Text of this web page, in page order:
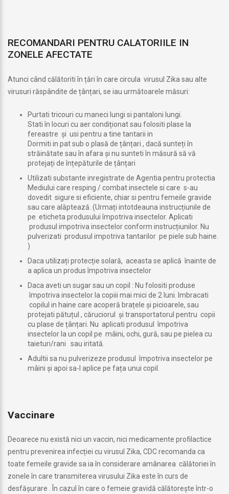
RECOMANDARI PENTRU CALATORIILE IN
ZONELE AFECTATE
Atunci când călătoriti în țări în care circula virusul Zika sau alte
virusuri răspândite de țânțari, se iau următoarele măsuri:
Purtati tricouri cu maneci lungi si pantaloni lungi.
Stati în locuri cu aer condiționat sau folositi plase la
fereastre și usi pentru a tine tantarii in
Dormiti in pat sub o plasă de țânțari , dacă sunteți în
străinătate sau în afara și nu sunteti în măsură să vă
protejați de înțepăturile de țânțari
Utilizati substante inregistrate de Agentia pentru protectia
Mediului care resping / combat insectele si care s-au
dovedit sigure si eficiente, chiar si pentru femeile gravide
sau care alăptează. (Urmați intotdeauna instrucțiunile de
pe eticheta produsului împotriva insectelor. Aplicati
produsul impotriva insectelor conform instrucțiunilor. Nu
pulverizati produsul impotriva tantarilor pe piele sub haine.
)
Daca utilizați protecție solară, aceasta se aplică înainte de
a aplica un produs împotriva insectelor
Daca aveti un sugar sau un copil : Nu folositi produse
împotriva insectelor la copiii mai mici de 2 luni. Imbracati
copilul in haine care acoperă brațele și picioarele, sau
protejati pătuțul , căruciorul și transportatorul pentru copii
cu plase de țânțari. Nu aplicati produsul împotriva
insectelor la un copil pe mâini, ochi, gură, sau pe pielea cu
taieturi/rani sau iritată.
Adultii sa nu pulverizeze produsul împotriva insectelor pe
mâini și apoi sa-l aplice pe fața unui copil.
Vaccinare
Deoarece nu există nici un vaccin, nici medicamente profilactice
pentru prevenirea infecției cu virusul Zika, CDC recomanda ca
toate femeile gravide sa ia în considerare amânarea călătoriei în
zonele în care transmiterea virusului Zika este în curs de
desfășurare . În cazul în care o femeie gravidă călătorește într-o